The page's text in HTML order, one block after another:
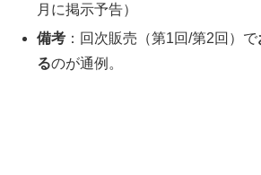
月に掲示予告）
備考 ：回次販売（第1回/第2回）で
るのが通例。